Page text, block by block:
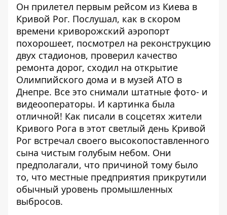
Он прилетел первым рейсом из Киева в
Кривой Рог. Послушал, как в скором
времени криворожский аэропорт
похорошеет, посмотрел на реконструкцию
двух стадионов, проверил качество
ремонта дорог, сходил на открытие
Олимпийского дома и в музей АТО в
Днепре. Все это снимали штатные фото- и
видеооператоры. И картинка была
отличной! Как писали в соцсетях жители
Кривого Рога в этот светлый день Кривой
Рог встречал своего высокопоставленного
сына чистым голубым небом. Они
предполагали, что причиной тому было
то, что местные предприятия прикрутили
обычный уровень промышленных
выбросов.